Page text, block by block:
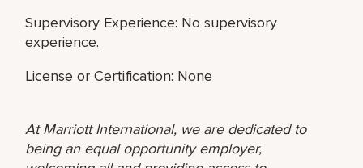
Supervisory Experience: No supervisory
experience.
License or Certification: None
At Marriott International, we are dedicated to
being an equal opportunity employer,